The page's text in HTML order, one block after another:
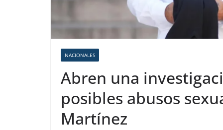
NACIONALES
Abren una
posibles abusos
Martínez